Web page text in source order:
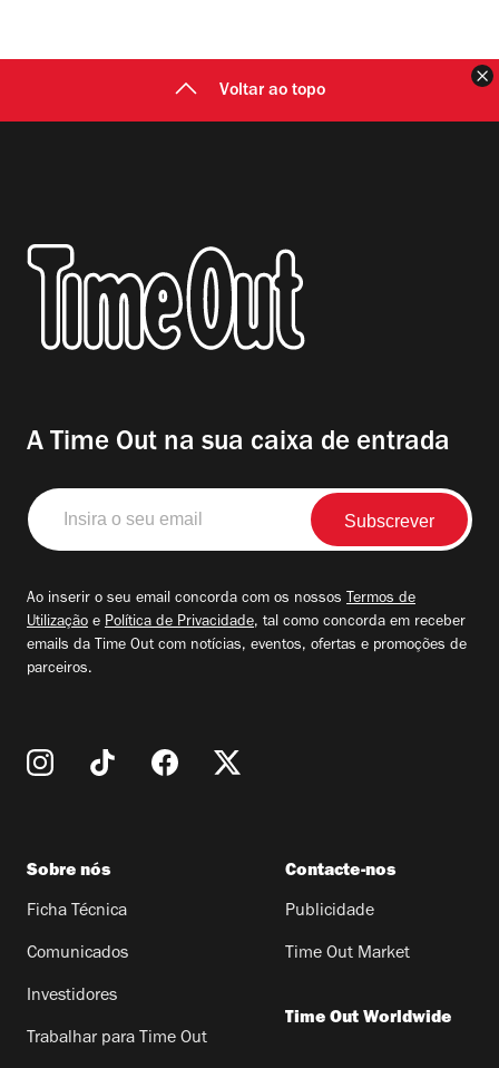
Voltar ao topo
A Time Out na sua caixa de entrada
Insira
o
seu
Ao inserir o seu email concorda com os nossos Termos de
Utilização e Política de Privacidade, tal como concorda em receber
emails da Time Out com notícias, eventos, ofertas e promoções de
parceiros.
Sobre nós
Ficha Técnica
Comunicados
Investidores
Trabalhar para Time Out
Contacte-nos
Publicidade
Time Out Market
Time Out Worldwide